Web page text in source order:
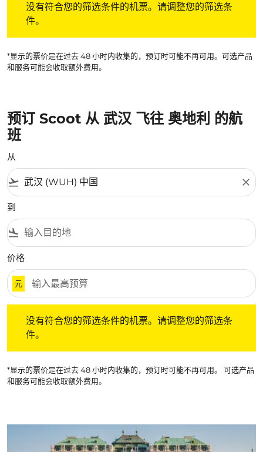
没有符合您的筛选条件的机票。请调整您的筛选条
件。
*显示的票价是在过去 48 小时内收集的，预订时可能不再可用。可选产品
和服务可能会收取额外费用。
预订 Scoot 从 武汉 飞往 奥地利 的航
班
从
flight_takeoff close
到
flight_land
价格
元
没有符合您的筛选条件的机票。请调整您的筛选条
件。
*显示的票价是在过去 48 小时内收集的，预订时可能不再可用。 可选产品
和服务可能会收取额外费用。